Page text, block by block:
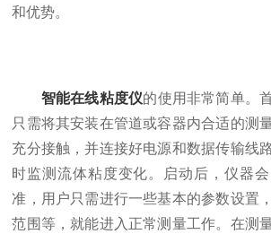
和优势。
智能在线粘度仪的使用非常简单。
只需将其安装在管道或容器内合适的测
充分接触，并连接好电源和数据传输线
时监测流体粘度变化。启动后，仪器
准，用户只需进行一些基本的参数设置
范围等，就能进入正常测量工作。在测